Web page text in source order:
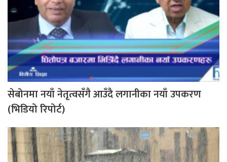
सेबोनमा नयाँ नेतृत्वसँगै आउँदै लगानीका नयाँ उपकरण
(भिडियो रिपोर्ट)